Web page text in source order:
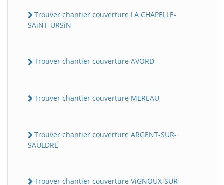
Trouver chantier couverture LA CHAPELLE-
SAiNT-URSiN
Trouver chantier couverture AVORD
Trouver chantier couverture MEREAU
Trouver chantier couverture ARGENT-SUR-
SAULDRE
Trouver chantier couverture ViGNOUX-SUR-